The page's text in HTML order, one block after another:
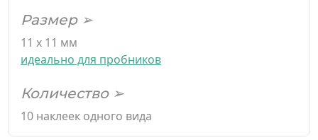
Размер ➢
11 х 11 мм
идеально для пробников
Количество ➢
10 наклеек одного вида